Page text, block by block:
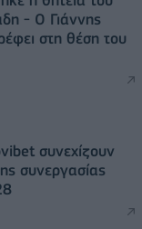
- Ο Γιάννης
στη θέση του
συνεχίζουν
συνεργασίας